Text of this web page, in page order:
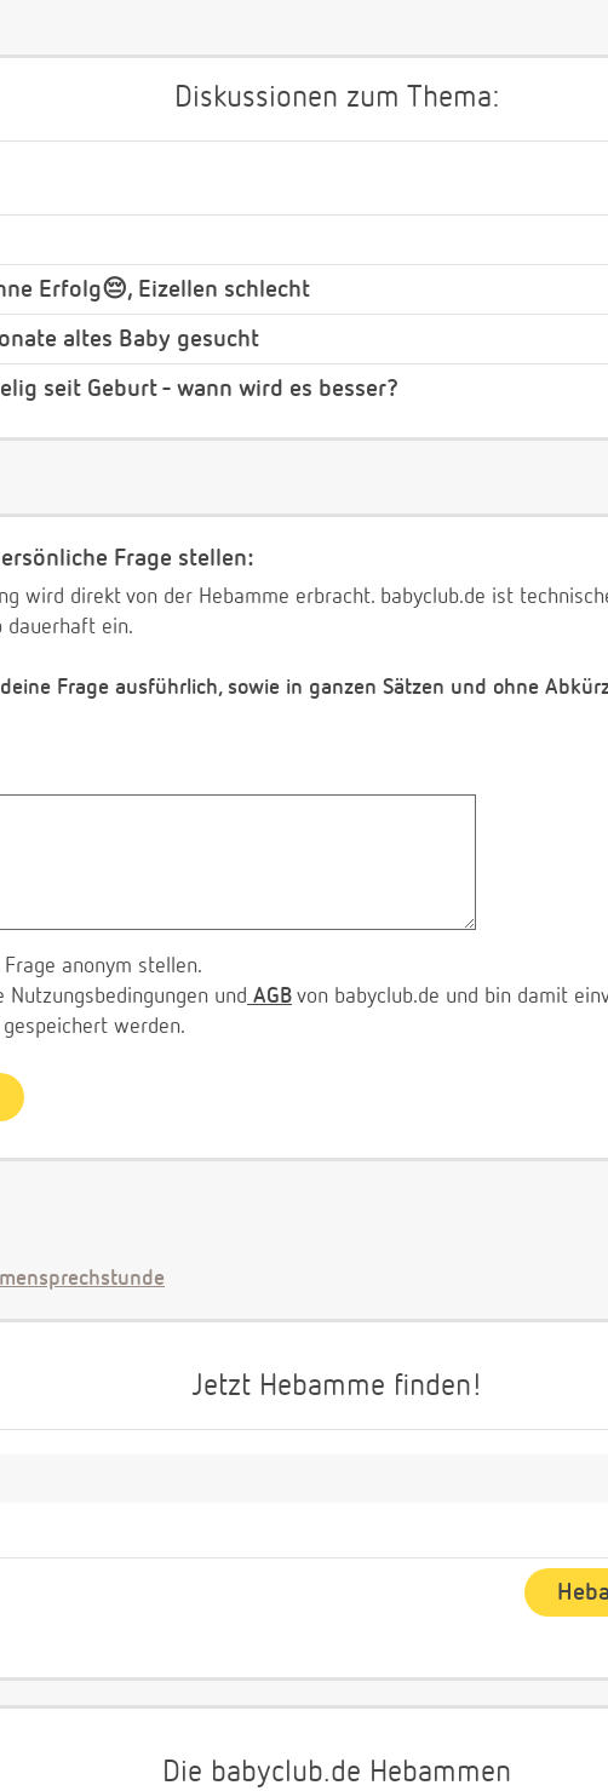
Diskussionen zum Thema:
Erfolg😔, Eizellen schlecht
altes Baby gesucht
seit Geburt - wann wird es besser?
Frage stellen:
wird direkt von der Hebamme erbracht. babyclub.de ist
dauerhaft ein.
Frage ausführlich, sowie in ganzen Sätzen und ohne
Frage anonym stellen.
Nutzungsbedingungen und AGB von babyclub.de und bin damit
werden.
Jetzt Hebamme finden!
Die babyclub.de Hebammen